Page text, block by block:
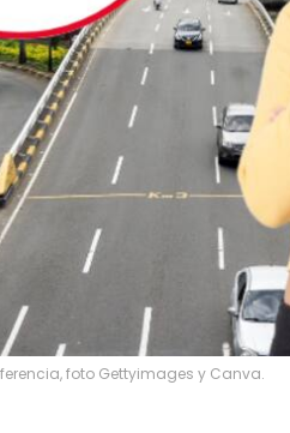
foto Gettyimages y Canva.